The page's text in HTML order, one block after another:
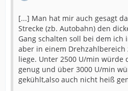
[...] Man hat mir auch gesagt
Strecke (zb. Autobahn) den
Gang schalten soll bei dem ich
aber in einem Drehzahlbereich
liege. Unter 2500 U/min würde
genug und über 3000 U/min
gekühlt,also auch nicht heiß